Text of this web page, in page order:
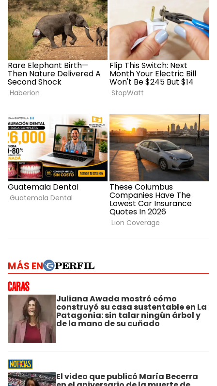
MÁS EN
Juliana Awada mostró cómo
construyó su casa sustentable en La
Patagonia: sin talar ningún árbol y
de la mano de su cuñado
El video que publicó María Becerra